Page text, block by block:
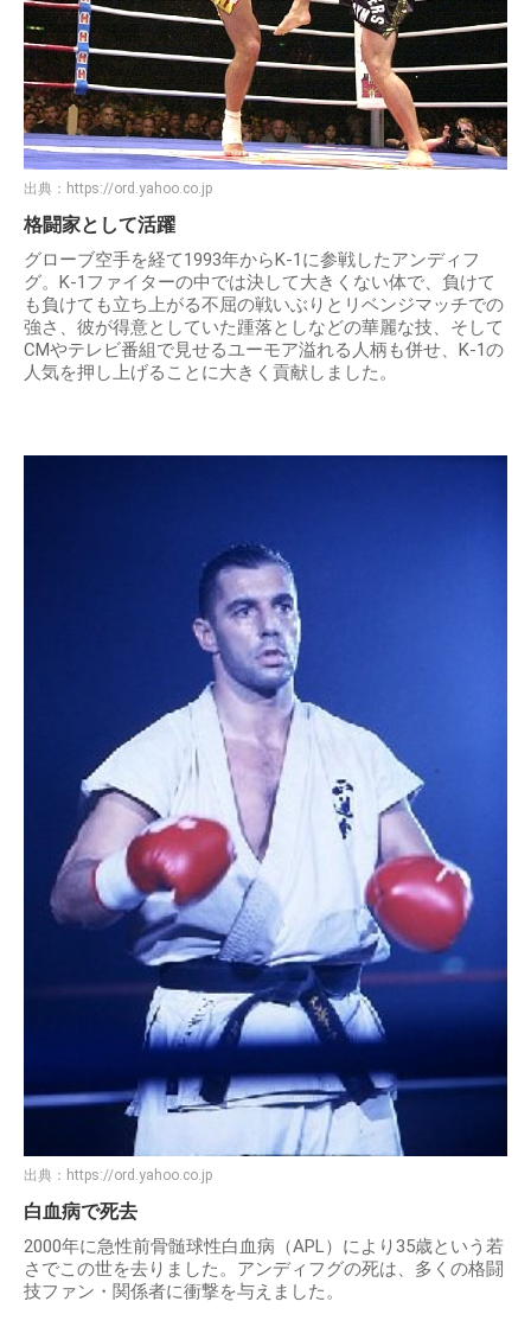
出典： https://ord.yahoo.co.jp
格闘家として活躍
グローブ空手を経て1993年からK-1に参戦したアンディフ
グ。K-1ファイターの中では決して大きくない体で、負けて
も負けても立ち上がる不屈の戦いぶりとリベンジマッチでの
強さ、彼が得意としていた踵落としなどの華麗な技、そして
CMやテレビ番組で見せるユーモア溢れる人柄も併せ、K-1の
人気を押し上げることに大きく貢献しました。
出典： https://ord.yahoo.co.jp
白血病で死去
2000年に急性前骨髄球性白血病（APL）により35歳という若
さでこの世を去りました。アンディフグの死は、多くの格闘
技ファン・関係者に衝撃を与えました。